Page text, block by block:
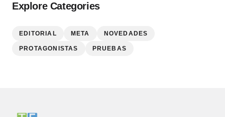
Explore Categories
EDITORIAL META NOVEDADES
PROTAGONISTAS PRUEBAS